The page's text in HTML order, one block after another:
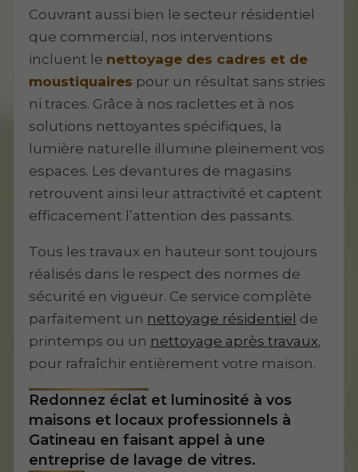
Couvrant aussi bien le secteur résidentiel
que commercial, nos interventions
incluent le nettoyage des cadres et de
moustiquaires pour un résultat sans stries
ni traces. Grâce à nos raclettes et à nos
solutions nettoyantes spécifiques, la
lumière naturelle illumine pleinement vos
espaces. Les devantures de magasins
retrouvent ainsi leur attractivité et captent
efficacement l’attention des passants.
Tous les travaux en hauteur sont toujours
réalisés dans le respect des normes de
sécurité en vigueur. Ce service complète
parfaitement un nettoyage résidentiel de
printemps ou un nettoyage après travaux,
pour rafraîchir entièrement votre maison.
Redonnez éclat et luminosité à vos
maisons et locaux professionnels à
Gatineau en faisant appel à une
entreprise de lavage de vitres.